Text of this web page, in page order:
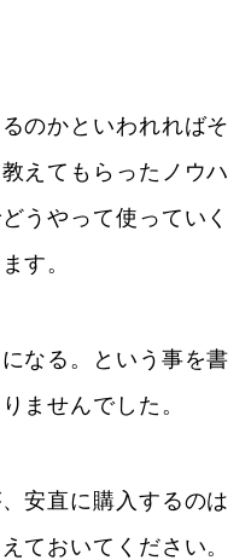
のかといわれればそ
えてもらったノウハ
うやって使っていく
す。
なる。という事を書
ませんでした。
安直に購入するのは
ておいてください。